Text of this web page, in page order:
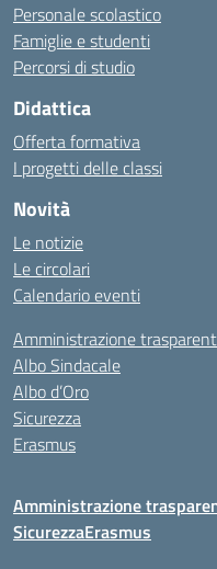
Personale scolastico
Famiglie e studenti
Percorsi di studio
Didattica
Offerta formativa
I progetti delle classi
Novità
Le notizie
Le circolari
Calendario eventi
Amministrazione
Albo Sindacale
Albo d’Oro
Sicurezza
Erasmus
Amministrazione
SicurezzaErasmus